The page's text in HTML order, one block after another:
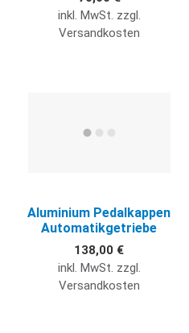
inkl. MwSt. zzgl.
Versandkosten
Aluminium Pedalkappen
Automatikgetriebe
138,00 €
inkl. MwSt. zzgl.
Versandkosten